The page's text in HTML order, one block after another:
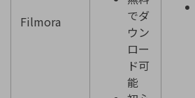
Filmora
でダ
ウン
ロー
ド可
能